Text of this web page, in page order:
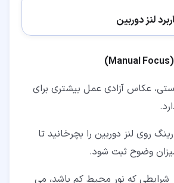
Manual Focus
)
عکاس آزادی عمل بیشتری برای
روی لنز دوربین را بچرخانید تا
وضوح ثبت شود.
شرایطی که نور محیط کم باشد، می